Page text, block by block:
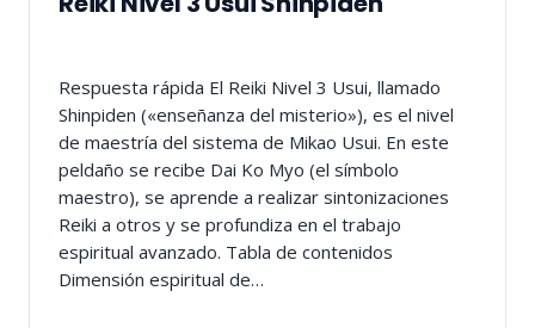
Respuesta rápida El Reiki Nivel 3 Usui, llamado
Shinpiden («enseñanza del misterio»), es el nivel
de maestría del sistema de Mikao Usui. En este
peldaño se recibe Dai Ko Myo (el símbolo
maestro), se aprende a realizar sintonizaciones
Reiki a otros y se profundiza en el trabajo
espiritual avanzado. Tabla de contenidos
Dimensión espiritual de…